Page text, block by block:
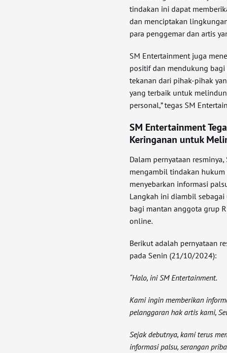
tindakan ini dapat
dan menciptakan
para penggemar dan artis
SM Entertainment juga
positif dan mendukung bagi
tekanan dari pihak-pihak
yang terbaik untuk
personal,” tegas SM
SM Entertainment
Keringanan untuk
Dalam pernyataan
mengambil tindakan
menyebarkan informasi
Langkah ini diambil
bagi mantan anggota grup
online.
Berikut adalah pernyataan
pada Senin (21/10/2024):
“Halo, ini SM Entertainment.
Kami ingin memberikan
pelanggaran hak artis kami,
Sejak debutnya, kami terus
informasi palsu, serangan